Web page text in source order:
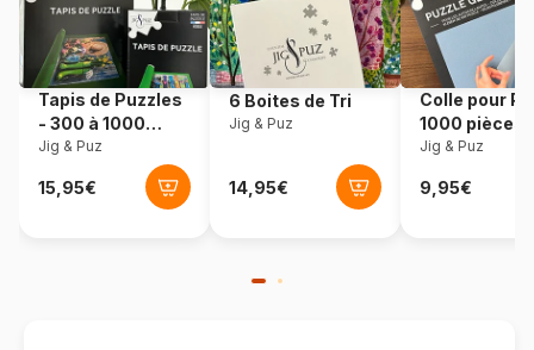
Nombre de pièces 1000 pièces
Dimensions 68 x 47 cm
Matière primaire
Tapis de Puzzles
- 300 à 1000
pièces
Jig & Puz
6 Boites de Tri
Jig & Puz
Colle pour
1000 pièces
Jig & Puz